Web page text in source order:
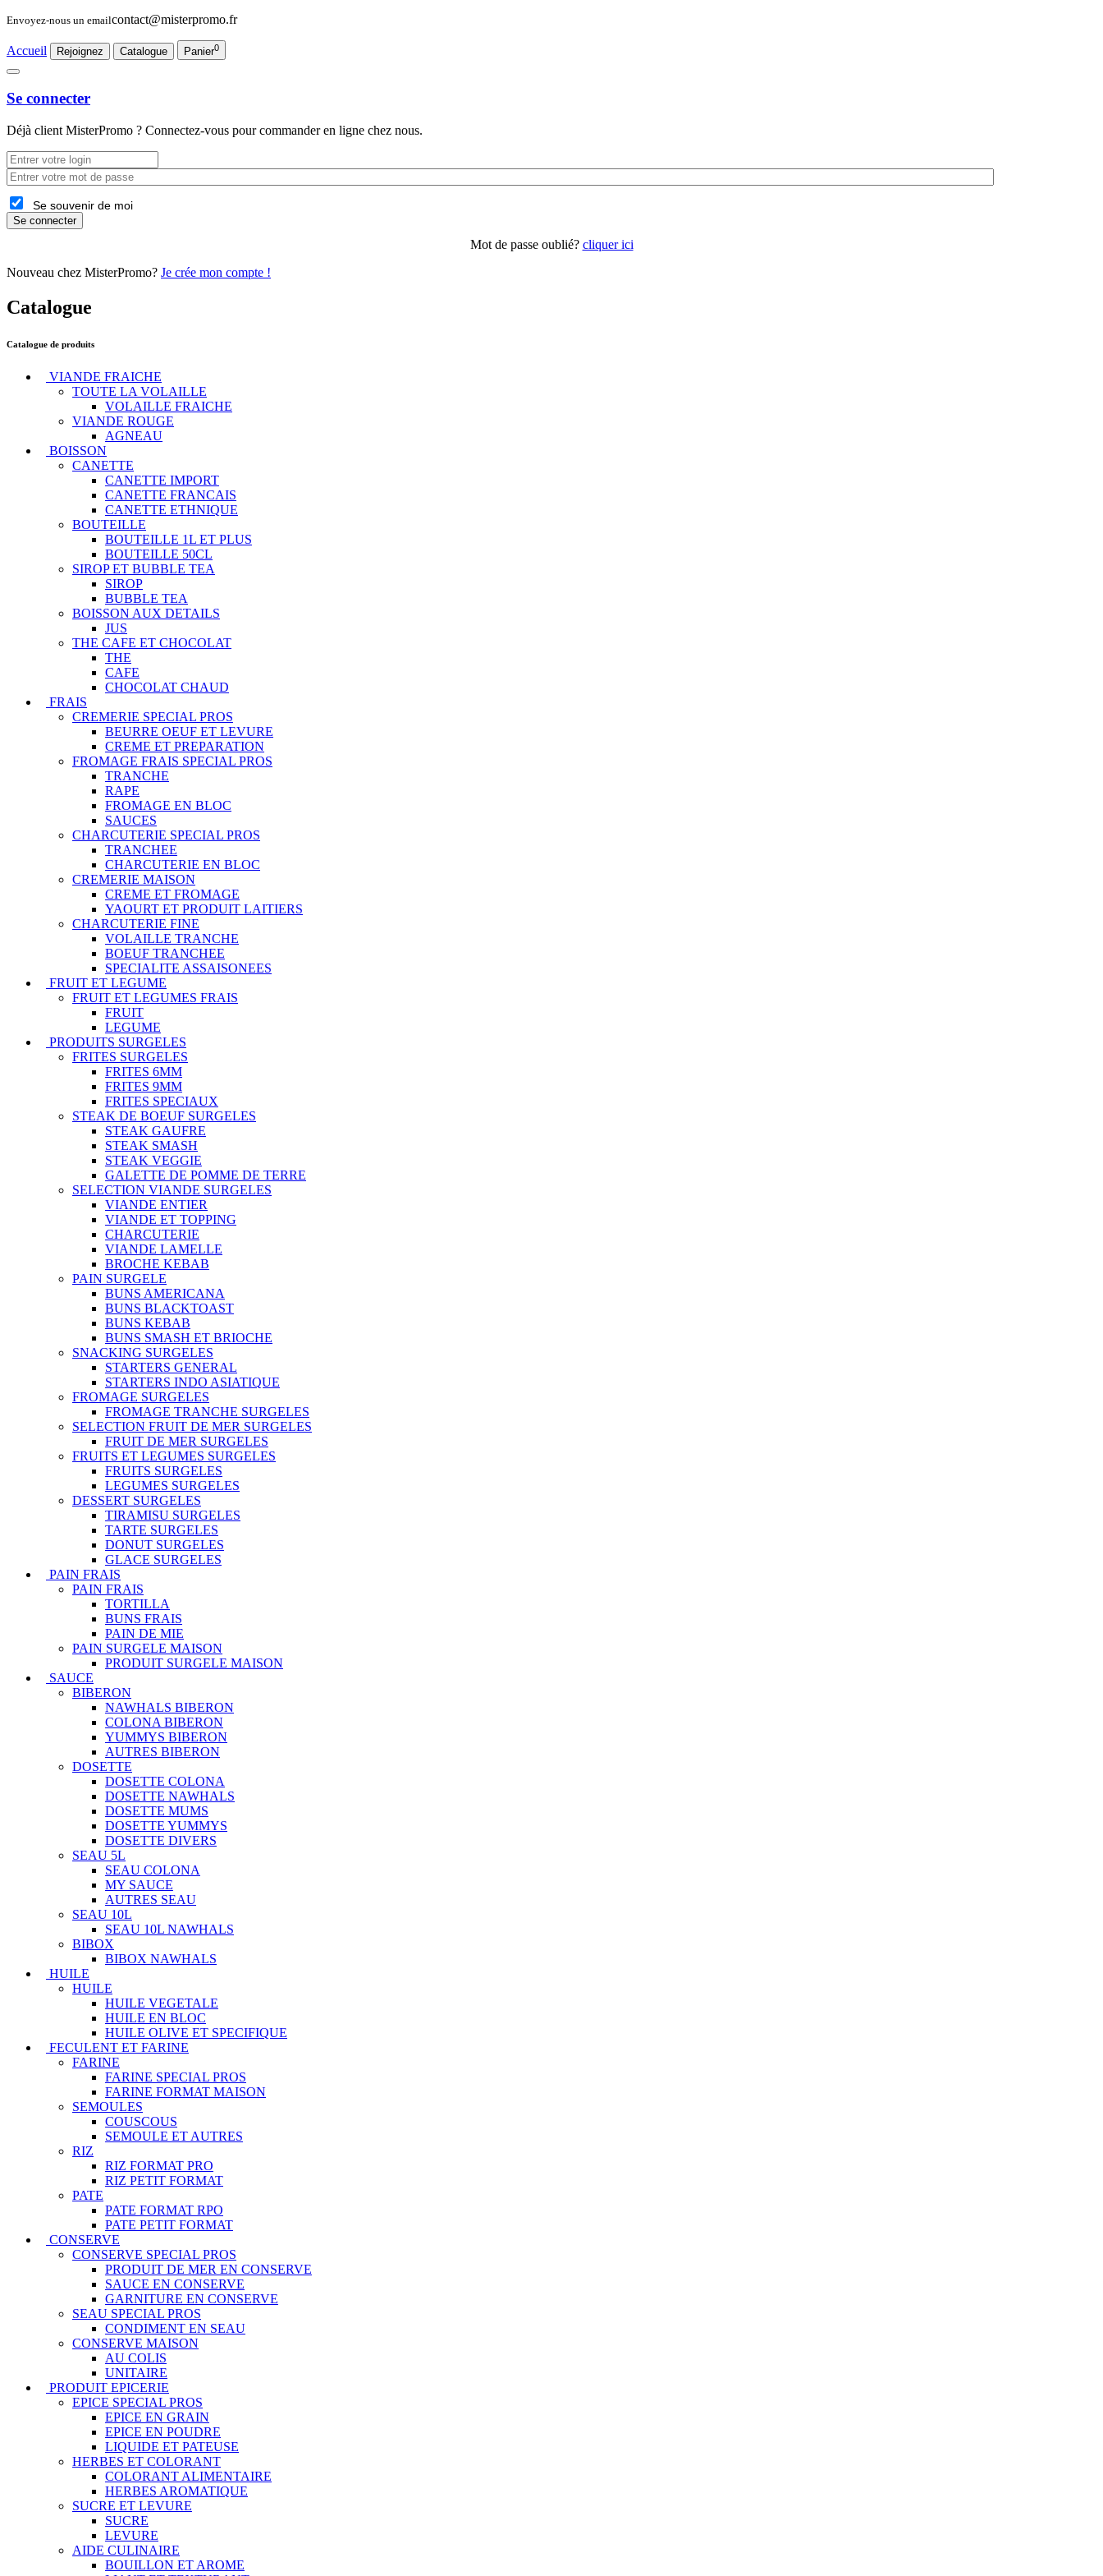
Envoyez-nous un emailcontact@misterpromo.fr
Accueil Rejoignez Catalogue Panier0
Se connecter
Déjà client MisterPromo ? Connectez-vous pour commander en ligne chez nous.
Se souvenir de moi
Se connecter
Mot de passe oublié? cliquer ici
Nouveau chez MisterPromo? Je crée mon compte !
Catalogue
Catalogue de produits
VIANDE FRAICHE
TOUTE LA VOLAILLE
VOLAILLE FRAICHE
VIANDE ROUGE
AGNEAU
BOISSON
CANETTE
CANETTE IMPORT
CANETTE FRANCAIS
CANETTE ETHNIQUE
BOUTEILLE
BOUTEILLE 1L ET PLUS
BOUTEILLE 50CL
SIROP ET BUBBLE TEA
SIROP
BUBBLE TEA
BOISSON AUX DETAILS
JUS
THE CAFE ET CHOCOLAT
THE
CAFE
CHOCOLAT CHAUD
FRAIS
CREMERIE SPECIAL PROS
BEURRE OEUF ET LEVURE
CREME ET PREPARATION
FROMAGE FRAIS SPECIAL PROS
TRANCHE
RAPE
FROMAGE EN BLOC
SAUCES
CHARCUTERIE SPECIAL PROS
TRANCHEE
CHARCUTERIE EN BLOC
CREMERIE MAISON
CREME ET FROMAGE
YAOURT ET PRODUIT LAITIERS
CHARCUTERIE FINE
VOLAILLE TRANCHE
BOEUF TRANCHEE
SPECIALITE ASSAISONEES
FRUIT ET LEGUME
FRUIT ET LEGUMES FRAIS
FRUIT
LEGUME
PRODUITS SURGELES
FRITES SURGELES
FRITES 6MM
FRITES 9MM
FRITES SPECIAUX
STEAK DE BOEUF SURGELES
STEAK GAUFRE
STEAK SMASH
STEAK VEGGIE
GALETTE DE POMME DE TERRE
SELECTION VIANDE SURGELES
VIANDE ENTIER
VIANDE ET TOPPING
CHARCUTERIE
VIANDE LAMELLE
BROCHE KEBAB
PAIN SURGELE
BUNS AMERICANA
BUNS BLACKTOAST
BUNS KEBAB
BUNS SMASH ET BRIOCHE
SNACKING SURGELES
STARTERS GENERAL
STARTERS INDO ASIATIQUE
FROMAGE SURGELES
FROMAGE TRANCHE SURGELES
SELECTION FRUIT DE MER SURGELES
FRUIT DE MER SURGELES
FRUITS ET LEGUMES SURGELES
FRUITS SURGELES
LEGUMES SURGELES
DESSERT SURGELES
TIRAMISU SURGELES
TARTE SURGELES
DONUT SURGELES
GLACE SURGELES
PAIN FRAIS
PAIN FRAIS
TORTILLA
BUNS FRAIS
PAIN DE MIE
PAIN SURGELE MAISON
PRODUIT SURGELE MAISON
SAUCE
BIBERON
NAWHALS BIBERON
COLONA BIBERON
YUMMYS BIBERON
AUTRES BIBERON
DOSETTE
DOSETTE COLONA
DOSETTE NAWHALS
DOSETTE MUMS
DOSETTE YUMMYS
DOSETTE DIVERS
SEAU 5L
SEAU COLONA
MY SAUCE
AUTRES SEAU
SEAU 10L
SEAU 10L NAWHALS
BIBOX
BIBOX NAWHALS
HUILE
HUILE
HUILE VEGETALE
HUILE EN BLOC
HUILE OLIVE ET SPECIFIQUE
FECULENT ET FARINE
FARINE
FARINE SPECIAL PROS
FARINE FORMAT MAISON
SEMOULES
COUSCOUS
SEMOULE ET AUTRES
RIZ
RIZ FORMAT PRO
RIZ PETIT FORMAT
PATE
PATE FORMAT RPO
PATE PETIT FORMAT
CONSERVE
CONSERVE SPECIAL PROS
PRODUIT DE MER EN CONSERVE
SAUCE EN CONSERVE
GARNITURE EN CONSERVE
SEAU SPECIAL PROS
CONDIMENT EN SEAU
CONSERVE MAISON
AU COLIS
UNITAIRE
PRODUIT EPICERIE
EPICE SPECIAL PROS
EPICE EN GRAIN
EPICE EN POUDRE
LIQUIDE ET PATEUSE
HERBES ET COLORANT
COLORANT ALIMENTAIRE
HERBES AROMATIQUE
SUCRE ET LEVURE
SUCRE
LEVURE
AIDE CULINAIRE
BOUILLON ET AROME